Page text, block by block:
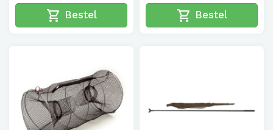
shopping_cart Bestel shopping_cart Bestel